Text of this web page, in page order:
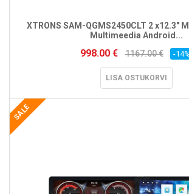
XTRONS SAM-QGMS2450CLT 2 x12.3"
Multimeedia Android...
998.00 € 1167.00 € -14%
LISA OSTUKORVI
SALE